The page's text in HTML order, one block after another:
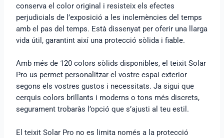
conserva el color original i resisteix els efectes
perjudicials de l’exposició a les inclemències del temps
amb el pas del temps. Està dissenyat per oferir una llarga
vida útil, garantint així una protecció sòlida i fiable.
Amb més de 120 colors sòlids disponibles, el teixit Solar
Pro us permet personalitzar el vostre espai exterior
segons els vostres gustos i necessitats. Ja sigui que
cerquis colors brillants i moderns o tons més discrets,
segurament trobaràs l’opció que s’ajusti al teu estil.
El teixit Solar Pro no es limita només a la protecció